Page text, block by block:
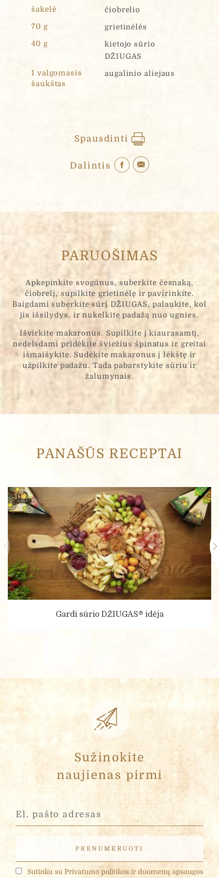
šakelė
čiobrelio
70 g
grietinėlės
40 g
kietojo sūrio
DŽIUGAS
1 valgomasis
šaukštas
augalinio aliejaus
Spausdinti
Dalintis
PARUOŠIMAS
Apkepinkite svogūnus, suberkite česnaką,
čiobrelį, supilkite grietinėlę ir pavirinkite.
Baigdami suberkite sūrį DŽIUGAS, palaukite, kol
jis išsilydys, ir nukelkite padažą nuo ugnies.
Išvirkite makaronus. Supilkite į kiaurasamtį,
nedelsdami pridėkite šviežius špinatus ir greitai
išmaišykite. Sudėkite makaronus į lėkštę ir
užpilkite padažu. Tada pabarstykite sūriu ir
žalumynais.
PANAŠŪS RECEPTAI
Gardi sūrio DŽIUGAS® idėja
Sužinokite
naujienas pirmi
Sutinku su Privatumo politikos ir duomenų apsaugos